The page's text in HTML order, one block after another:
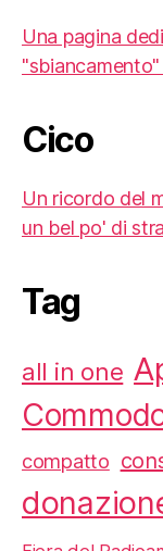
Una pagina
Cico
Un ricordo del
un bel po' di
Tag
all in one
compatto